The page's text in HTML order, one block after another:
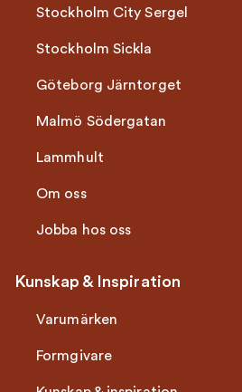
Stockholm City Sergel
Stockholm Sickla
Göteborg Järntorget
Malmö Södergatan
Lammhult
Om oss
Jobba hos oss
Kunskap & Inspiration
Varumärken
Formgivare